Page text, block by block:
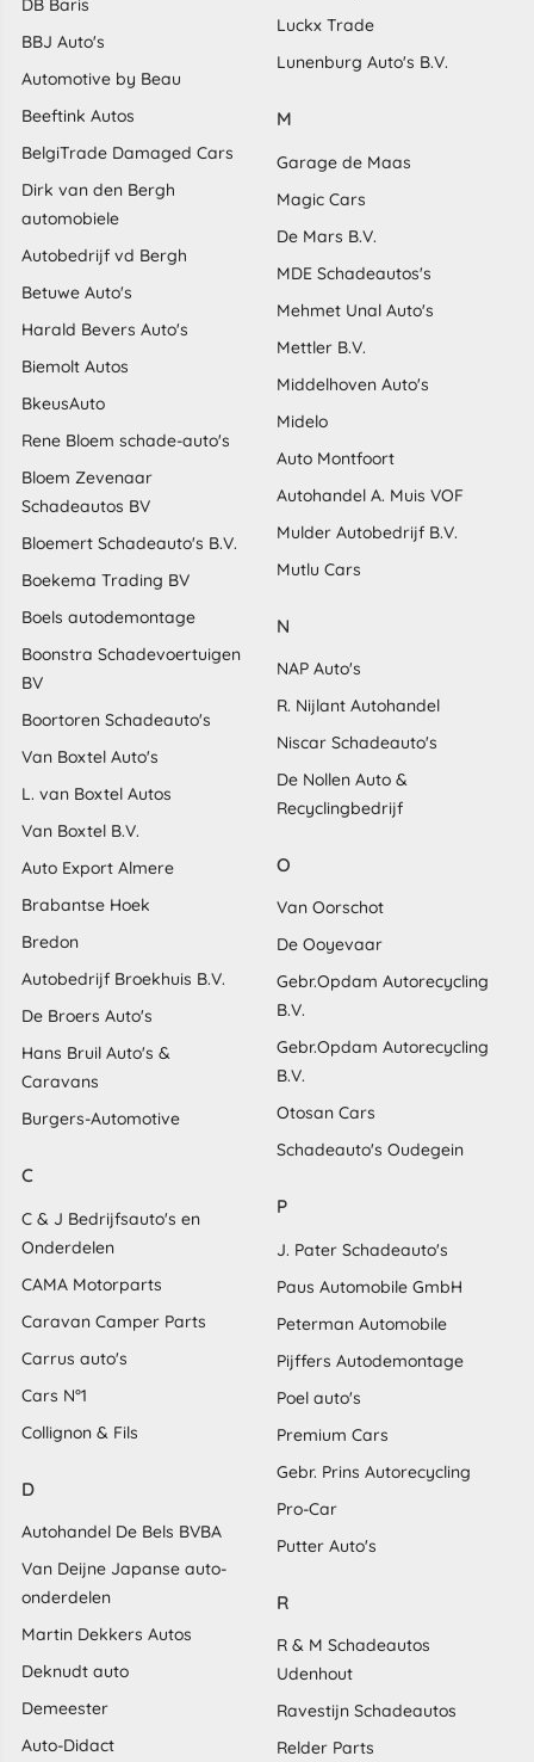
DB Baris
BBJ Auto's
Automotive by Beau
Beeftink Autos
BelgiTrade Damaged Cars
Dirk van den Bergh
automobiele
Autobedrijf vd Bergh
Betuwe Auto's
Harald Bevers Auto's
Biemolt Autos
BkeusAuto
Rene Bloem schade-auto's
Bloem Zevenaar
Schadeautos BV
Bloemert Schadeauto's B.V.
Boekema Trading BV
Boels autodemontage
Boonstra Schadevoertuigen
BV
Boortoren Schadeauto's
Van Boxtel Auto's
L. van Boxtel Autos
Van Boxtel B.V.
Auto Export Almere
Brabantse Hoek
Bredon
Autobedrijf Broekhuis B.V.
De Broers Auto's
Hans Bruil Auto's &
Caravans
Burgers-Automotive
C
C & J Bedrijfsauto's en
Onderdelen
CAMA Motorparts
Caravan Camper Parts
Carrus auto's
Cars N°1
Collignon & Fils
D
Autohandel De Bels BVBA
Van Deijne Japanse auto-
onderdelen
Martin Dekkers Autos
Deknudt auto
Demeester
Auto-Didact
Luckx Trade
Lunenburg Auto's B.V.
M
Garage de Maas
Magic Cars
De Mars B.V.
MDE Schadeautos's
Mehmet Unal Auto's
Mettler B.V.
Middelhoven Auto's
Midelo
Auto Montfoort
Autohandel A. Muis VOF
Mulder Autobedrijf B.V.
Mutlu Cars
N
NAP Auto's
R. Nijlant Autohandel
Niscar Schadeauto's
De Nollen Auto &
Recyclingbedrijf
O
Van Oorschot
De Ooyevaar
Gebr.Opdam Autorecycling
B.V.
Gebr.Opdam Autorecycling
B.V.
Otosan Cars
Schadeauto's Oudegein
P
J. Pater Schadeauto's
Paus Automobile GmbH
Peterman Automobile
Pijffers Autodemontage
Poel auto's
Premium Cars
Gebr. Prins Autorecycling
Pro-Car
Putter Auto's
R
R & M Schadeautos
Udenhout
Ravestijn Schadeautos
Relder Parts